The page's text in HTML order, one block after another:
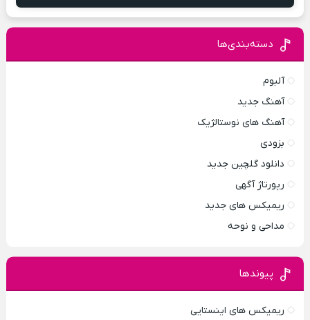
دسته‌بندی‌ها
آلبوم
آهنگ جدید
آهنگ های نوستالژیک
بزودی
دانلود گلچین جدید
رپورتاژ آگهی
ریمیکس های جدید
مداحی و نوحه
پیوندها
ریمیکس های اینستایی